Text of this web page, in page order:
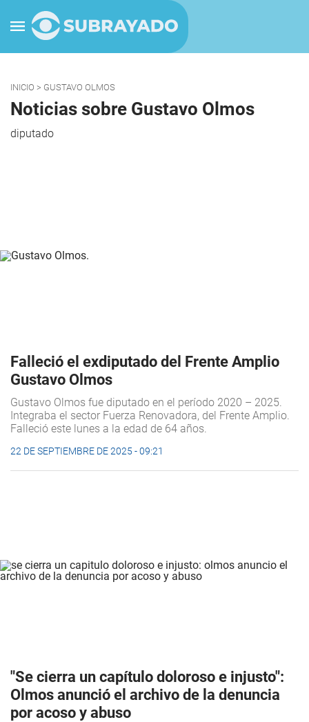
INICIO > GUSTAVO OLMOS
Noticias sobre Gustavo Olmos
diputado
Falleció el exdiputado del Frente Amplio
Gustavo Olmos
Gustavo Olmos fue diputado en el período 2020 – 2025.
Integraba el sector Fuerza Renovadora, del Frente Amplio.
Falleció este lunes a la edad de 64 años.
22 DE SEPTIEMBRE DE 2025 - 09:21
"Se cierra un capítulo doloroso e injusto":
Olmos anunció el archivo de la denuncia
por acoso y abuso